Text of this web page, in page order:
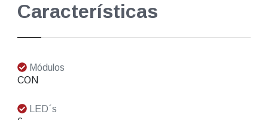
Características
Módulos
CON
LED´s